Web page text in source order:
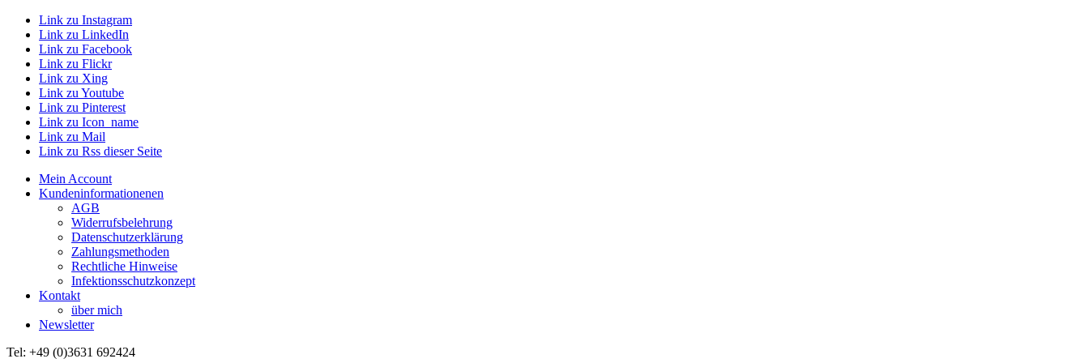
Link zu Instagram
Link zu LinkedIn
Link zu Facebook
Link zu Flickr
Link zu Xing
Link zu Youtube
Link zu Pinterest
Link zu Icon_name
Link zu Mail
Link zu Rss dieser Seite
Mein Account
Kundeninformationenen
AGB
Widerrufsbelehrung
Datenschutzerklärung
Zahlungsmethoden
Rechtliche Hinweise
Infektionsschutzkonzept
Kontakt
über mich
Newsletter
Tel: +49 (0)3631 692424